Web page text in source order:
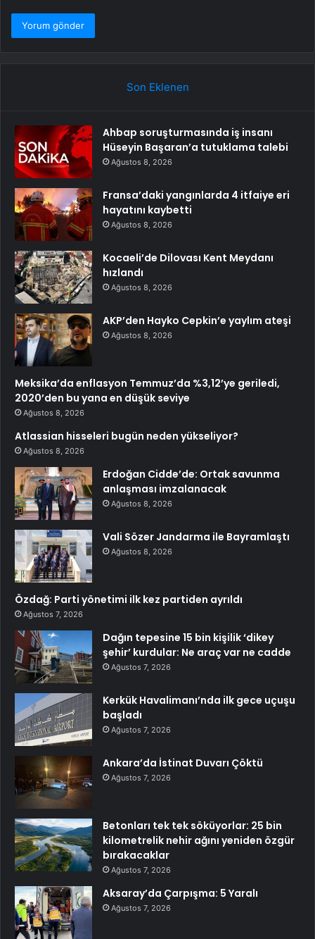
Son Eklenen
Ahbap soruşturmasında iş insanı
Hüseyin Başaran’a tutuklama talebi
Ağustos 8, 2026
Fransa’daki yangınlarda 4 itfaiye eri
hayatını kaybetti
Ağustos 8, 2026
Kocaeli’de Dilovası Kent Meydanı
hızlandı
Ağustos 8, 2026
AKP’den Hayko Cepkin’e yaylım ateşi
Ağustos 8, 2026
Meksika’da enflasyon Temmuz’da %3,12’ye geriledi,
2020’den bu yana en düşük seviye
Ağustos 8, 2026
Atlassian hisseleri bugün neden yükseliyor?
Ağustos 8, 2026
Erdoğan Cidde’de: Ortak savunma
anlaşması imzalanacak
Ağustos 8, 2026
Vali Sözer Jandarma ile Bayramlaştı
Ağustos 8, 2026
Özdağ: Parti yönetimi ilk kez partiden ayrıldı
Ağustos 7, 2026
Dağın tepesine 15 bin kişilik ‘dikey
şehir’ kurdular: Ne araç var ne cadde
Ağustos 7, 2026
Kerkük Havalimanı’nda ilk gece uçuşu
başladı
Ağustos 7, 2026
Ankara’da İstinat Duvarı Çöktü
Ağustos 7, 2026
Betonları tek tek söküyorlar: 25 bin
kilometrelik nehir ağını yeniden özgür
bırakacaklar
Ağustos 7, 2026
Aksaray’da Çarpışma: 5 Yaralı
Ağustos 7, 2026